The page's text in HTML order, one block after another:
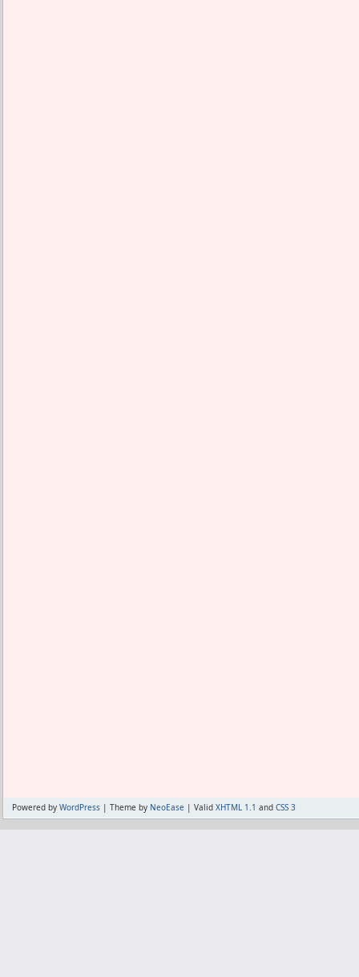
Powered by WordPress | Theme by NeoEase | Valid XHTML 1.1 and CSS 3